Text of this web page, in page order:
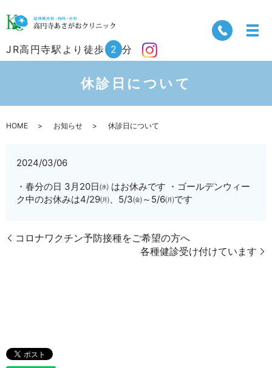
JR高円寺駅より徒歩 2 分
休診日について
HOME お知らせ 休診日について
2024/03/06
・春分の日 3月20日㈬ はお休みです ・ゴールデンウィー
ク中のお休みは4/29㈪、5/3㈮～5/6㈪です
コロナワクチン予防接種をご希望の方へ
各種健診受け付けています